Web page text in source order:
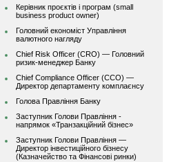
Керівник проєктів і програм (small
business product owner)
Головний економіст Управління
валютного нагляду
Chief Risk Officer (CRO) — Головний
ризик-менеджер Банку
Chief Compliance Officer (CCO) —
Директор департаменту комплаєнсу
Голова Правління Банку
Заступник Голови Правління -
напрямок «Транзакційний бізнес»
Заступник Голови Правління —
Директор інвестиційного бізнесу
(Казначейство та Фінансові ринки)